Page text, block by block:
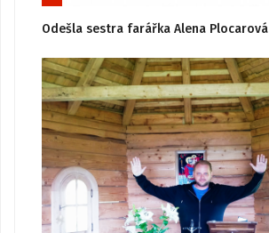
Odešla sestra farářka Alena Plocarová